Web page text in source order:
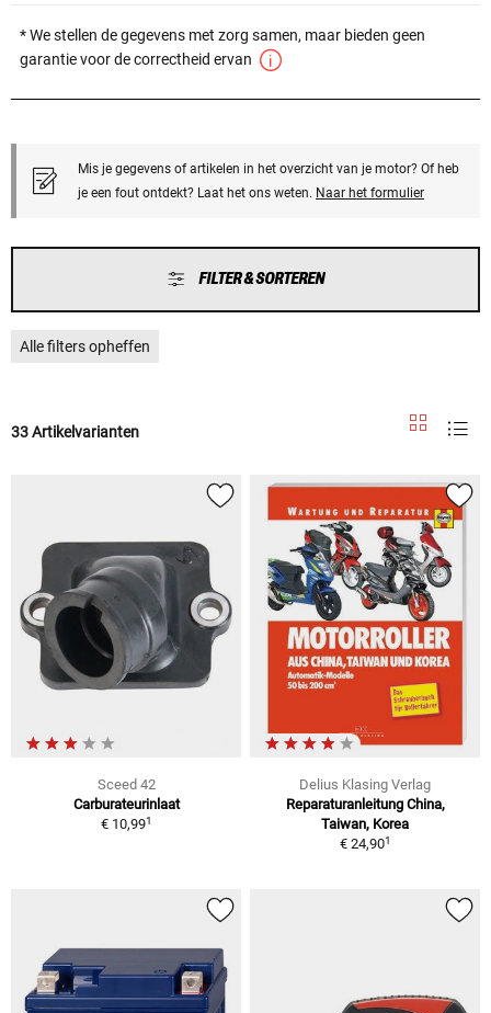
* We stellen de gegevens met zorg samen, maar bieden geen
garantie voor de correctheid ervan
Mis je gegevens of artikelen in het overzicht van je motor? Of heb
je een fout ontdekt? Laat het ons weten. Naar het formulier
FILTER & SORTEREN
Alle filters opheffen
33 Artikelvarianten
Sceed 42
Carburateurinlaat
€ 10,991
Delius Klasing Verlag
Reparaturanleitung China,
Taiwan, Korea
€ 24,901